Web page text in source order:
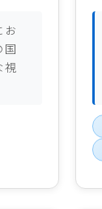
お
国
視